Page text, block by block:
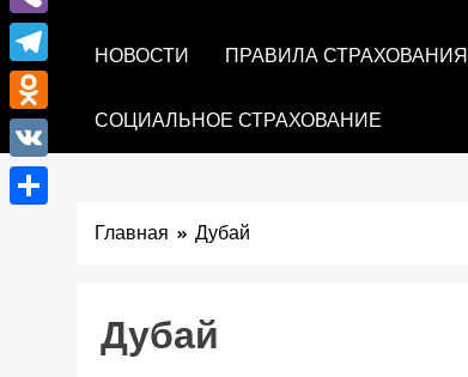
НОВОСТИ ПРАВИЛА СТРАХОВАНИЯ
СОЦИАЛЬНОЕ СТРАХОВАНИЕ
Главная Дубай
Дубай
Viber
Telegram
Odnoklassniki
VK
Отправить